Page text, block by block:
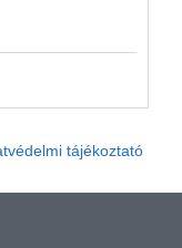
tájékoztató